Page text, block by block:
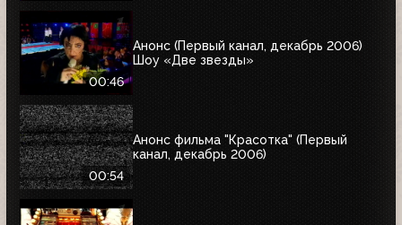
00:46
Анонс (Первый канал, декабрь 2006)
Шоу «Две звезды»
00:54
Анонс фильма "Красотка" (Первый
канал, декабрь 2006)